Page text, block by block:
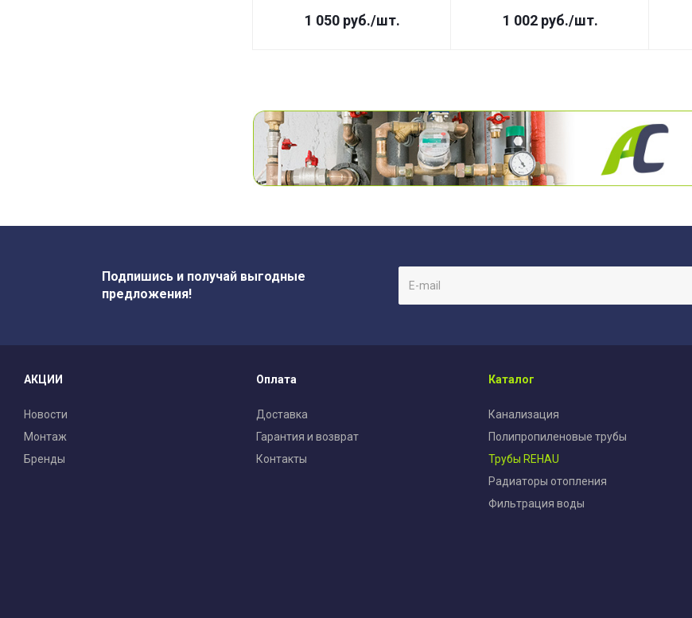
1 050руб./шт. 1 002руб./шт.
Подпишись и получай выгодные
предложения!
АКЦИИ
Новости
Монтаж
Бренды
Оплата
Доставка
Гарантия и возврат
Контакты
Каталог
Канализация
Полипропиленовые трубы
Трубы REHAU
Радиаторы отопления
Фильтрация воды